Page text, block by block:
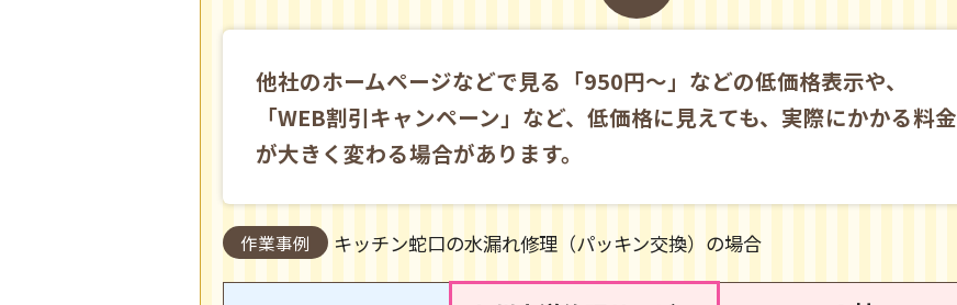
他社のホームページなどで見る「950円～」などの低価格表示や、
「WEB割引キャンペーン」など、低価格に見えても、実際にかかる料金
が大きく変わる場合があります。
作業事例 キッチン蛇口の水漏れ修理（パッキン交換）の場合